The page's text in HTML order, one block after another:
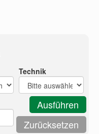
Technik